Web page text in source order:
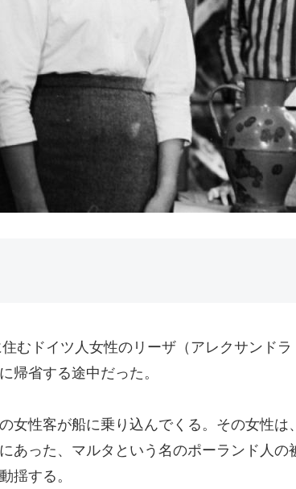
むドイツ人女性のリーザ（アレクサンド
帰省する途中だった。
女性客が船に乗り込んでくる。その女性
あった、マルタという名のポーランド人
揺する。